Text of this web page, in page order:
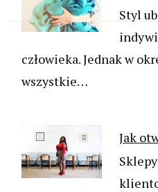
Styl
człowieka. Jednak w
wszystkie…
Jak